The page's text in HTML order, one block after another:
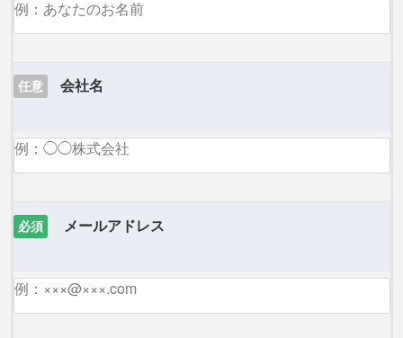
任意 会社名
必須 メールアドレス